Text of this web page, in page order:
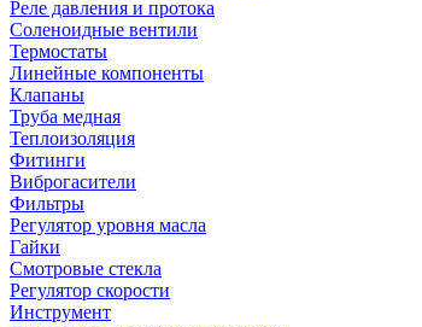
Реле давления и протока
Соленоидные вентили
Термостаты
Линейные компоненты
Клапаны
Труба медная
Теплоизоляция
Фитинги
Виброгасители
Фильтры
Регулятор уровня масла
Гайки
Смотровые стекла
Регулятор скорости
Инструмент